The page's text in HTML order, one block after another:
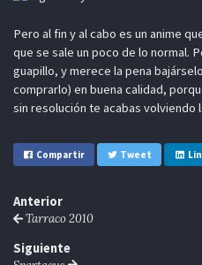
Pero al fin y al cabo es un anime
que se sale un poco de lo normal.
guapillo, y merece la pena
comprarlo) en buena calidad,
sin resolución te acabas volviendo
Compartir Tweet
Anterior
Tarraco 2010
Siguiente